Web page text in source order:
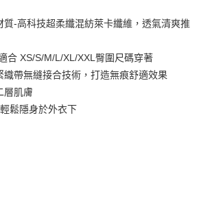
行
華泰商業銀行
永豐商業銀行
星展（台灣）商業銀行
】
供，台灣大哥大用戶可立即使用無須另外申請。
數及費用金額請依後續交易確認頁面所載為準。
未前往確認交易或遇審核未通過，訂單將自動取
通過狀況，表示未達大哥付你分期系統評分，恕無
」】
收到商品之後才付款」的支付方式。 讓您購物簡單
、不需綁卡、不需儲值。
，簡訊認證，即可結帳。
含以上)免運費
質-高科技超柔纖混紡萊卡纖維，透氣清爽推
合 XS/S/M/L/XL/XXL臀圍尺碼穿著
織帶無縫接合技術，打造無痕舒適效果
層肌膚
鬆隱身於外衣下